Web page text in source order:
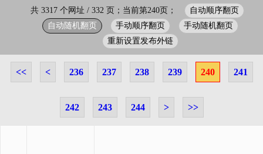
共 3317 个网址 / 332 页；当前第240页；
自动顺序翻页
自动随机翻页
手动顺序翻页
手动随机翻页
重新设置发布外链
<< < 236 237 238 239 240 241
242 243 244 > >>